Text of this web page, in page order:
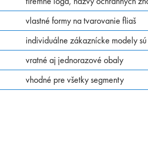
vlastné formy na tvarovanie fliaš
individuálne zákaznícke modely
vratné aj jednorazové obaly
vhodné pre všetky segmenty